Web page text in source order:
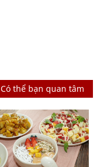
Có thể bạn quan tâm